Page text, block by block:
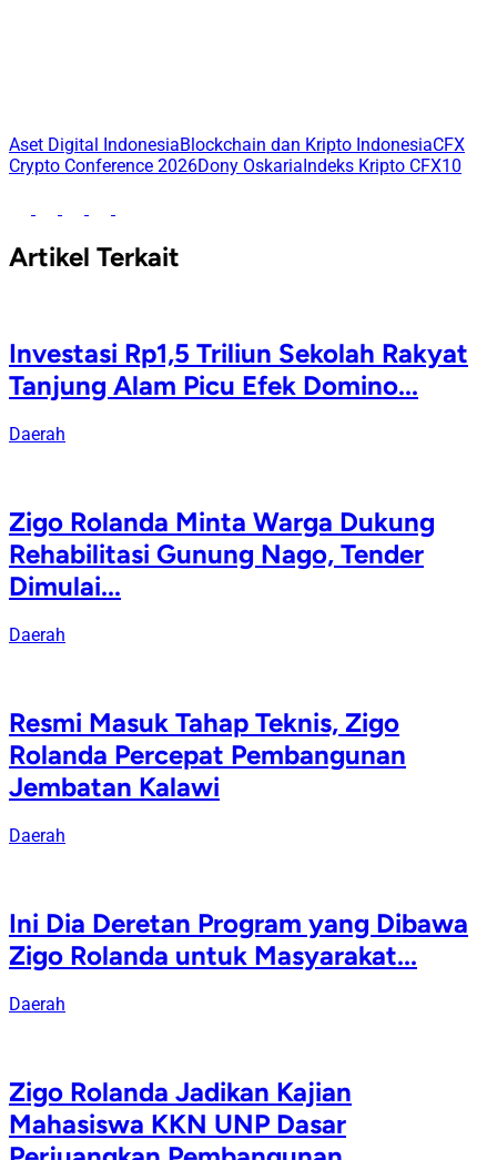
Aset Digital IndonesiaBlockchain dan Kripto IndonesiaCFX
Crypto Conference 2026Dony OskariaIndeks Kripto CFX10
Artikel Terkait
Investasi Rp1,5 Triliun Sekolah Rakyat
Tanjung Alam Picu Efek Domino...
Daerah
Zigo Rolanda Minta Warga Dukung
Rehabilitasi Gunung Nago, Tender
Dimulai...
Daerah
Resmi Masuk Tahap Teknis, Zigo
Rolanda Percepat Pembangunan
Jembatan Kalawi
Daerah
Ini Dia Deretan Program yang Dibawa
Zigo Rolanda untuk Masyarakat...
Daerah
Zigo Rolanda Jadikan Kajian
Mahasiswa KKN UNP Dasar